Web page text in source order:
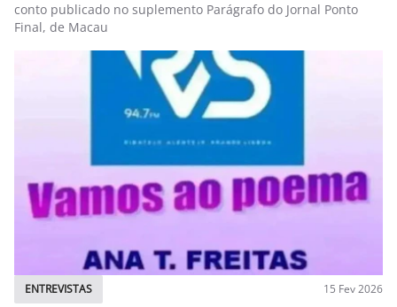
conto publicado no suplemento Parágrafo do Jornal Ponto
Final, de Macau
ENTREVISTAS 15 Fev 2026